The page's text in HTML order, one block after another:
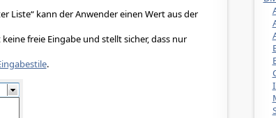
Liste“ kann der Anwender einen Wert aus der
freie Eingabe und stellt sicher, dass nur
.